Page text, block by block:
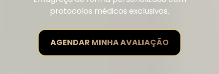
protocolos médicos exclusivos.
AGENDAR MINHA AVALIAÇÃO